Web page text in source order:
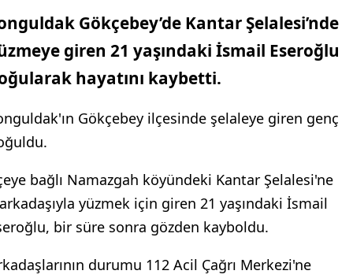
Gökçebey’de Kantar Şelalesi’nde
giren 21 yaşındaki İsmail Eseroğlu
hayatını kaybetti.
Gökçebey ilçesinde şelaleye giren genç
bağlı Namazgah köyündeki Kantar Şelalesi'ne
yüzmek için giren 21 yaşındaki İsmail
bir süre sonra gözden kayboldu.
durumu 112 Acil Çağrı Merkezi'ne